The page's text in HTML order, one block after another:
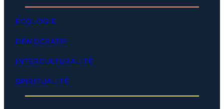
p
é
l
o
p
e
r
)
ÉCOLOGIE
DÉMOCRATIE
INTERCULTURALITÉ
SPIRITUALITÉ